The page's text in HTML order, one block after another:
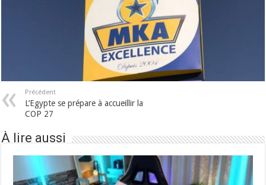
Précédent
L’Egypte se prépare à accueillir la
COP 27
À lire aussi